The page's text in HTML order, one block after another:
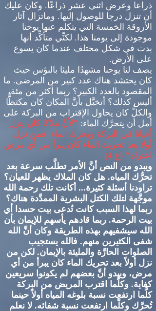
ذراعا وعرض اثني عشر ذراعًا. وكان عليك
أن تنزل درجا للوصول إليها. وماتزال آثار
الأروقة الخمسة التي يتكلم عنها يوحنا
موجودة إلى يومنا هذا . لكنِّي متأكِّد أنها
بدت في شكل مختلف عندما كان يسوع
على الأرض.
يصف لنا يوحنا مشهدًا مليئا بالبؤس حيث
كان يحتشد هناك عدد كبير من المرضى. ما
المقصود بالعدد الكبير؟ ربما أكثر من مئة،
أليس كذلك؟ أتخيَّل بأنَّ المكان كان مكتظًّا
والكلُّ كان يحاول الإقتراب من البركة على
أمل أن يتحرَّك الماء:
"لأنَّ ملاكا كان ينزل
أحيانا في البركة ويحرك الماء. فمن نزل
أولا بعد تحريك الماء كان يبرأ من أي مرض
اعتراه" (ع 4).
ويبدو من النص أنَّ الأمر تطلَّب سرعة بعد
تحرُّك المياه. هل كان الملاك يظهر للعيان؟
تراودنا أسئلة كثيرة... أكانت تلك رحمة الله
موجَّهة لتلك الكتل البشرية الممدَّدة هناك؟
ربما لهذا السبب كانت تُدعى بيت حسدا أي
بيت الرحمة. ربما قادهم يأسهم للإيمان بأن
الله سيشفيهم بهذه الطريقة وكان أنَّ الله
شفى الكثيرين منهم. فالله يستجيب
الصلوات الحارَّة والمليئة بالإيمان. لكن من
نزل أولاً بعد تحريك الماء كان يبرأ من أي
مرض، ويبدو أنَّ بعضهم لم يكونوا سريعين
كفاية. وكلَّما اقترب المريض من البركة
كلَّما ارتفعت نسبة بلوغه المياه أولاً حينما
تُحرَّك وكلَّما ارتفعت نسبة شفائه. لا نعلم